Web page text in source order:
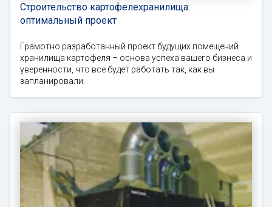
Строительство картофелехранилища:
оптимальный проект
Грамотно разработанный проект будущих помещений
хранилища картофеля – основа успеха вашего бизнеса и
уверенности, что все будет работать так, как вы
запланировали.